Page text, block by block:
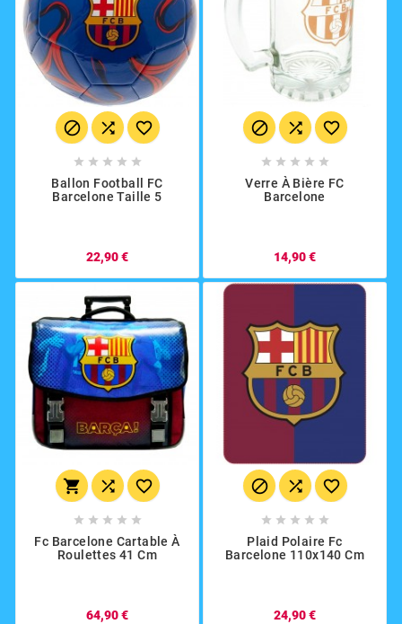
  
    
Ballon Football FC
Barcelone Taille 5
22,90 €
  
    
Verre À Bière FC
Barcelone
14,90 €
  
    
Fc Barcelone Cartable À
Roulettes 41 Cm
64,90 €
  
    
Plaid Polaire Fc
Barcelone 110x140 Cm
24,90 €